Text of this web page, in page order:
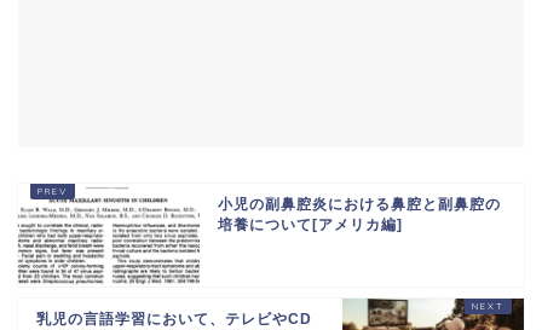
小児の副鼻腔炎における鼻腔と副鼻腔の
培養について[アメリカ編]
乳児の言語学習において、テレビやCD